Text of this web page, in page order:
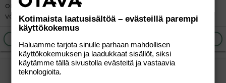
oman isyytensä kokemisesta ja toteuttamisesta. Tuo ei
voi olla vaikuttamatta myös lapseenne.
-roosaruusa-
Kotimaista laatusisältöä – evästeillä parempi
käyttökokemus
Haluamme tarjota sinulle parhaan mahdollisen
käyttökokemuksen ja laadukkaat sisällöt, siksi
käytämme tällä sivustolla evästeitä ja vastaavia
teknologioita.